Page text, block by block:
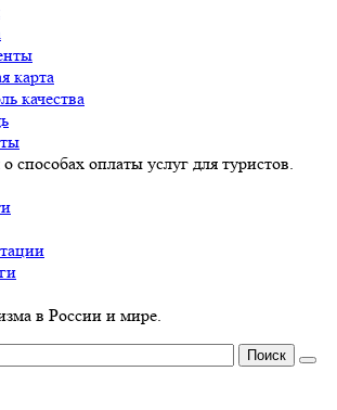
карта
качества
способах оплаты услуг для туристов.
в России и мире.